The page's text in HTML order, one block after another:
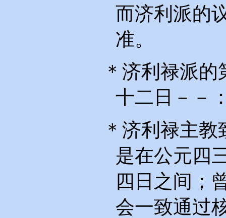
而济利派的
准。
＊济利禄派
十二日－－
＊济利禄主
是在公元四
四日之间；
会一致通过